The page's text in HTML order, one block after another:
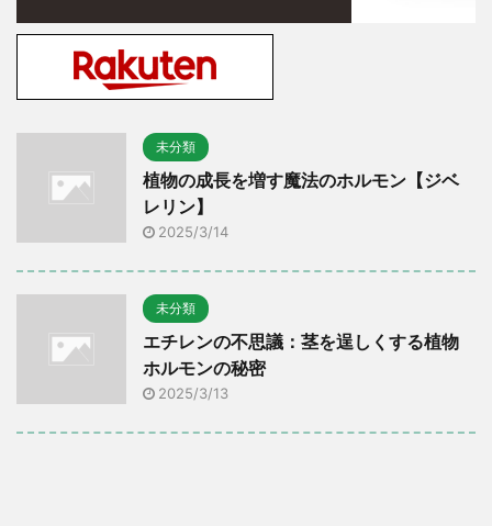
未分類
植物の成長を増す魔法のホルモン【ジベ
レリン】
2025/3/14
未分類
エチレンの不思議：茎を逞しくする植物
ホルモンの秘密
2025/3/13